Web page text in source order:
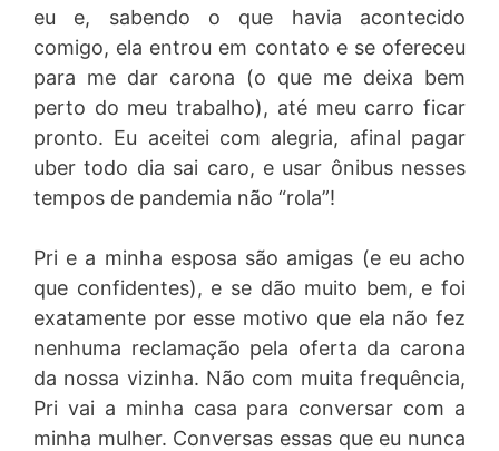
eu e, sabendo o que havia acontecido
comigo, ela entrou em contato e se ofereceu
para me dar carona (o que me deixa bem
perto do meu trabalho), até meu carro ficar
pronto. Eu aceitei com alegria, afinal pagar
uber todo dia sai caro, e usar ônibus nesses
tempos de pandemia não “rola”!
Pri e a minha esposa são amigas (e eu acho
que confidentes), e se dão muito bem, e foi
exatamente por esse motivo que ela não fez
nenhuma reclamação pela oferta da carona
da nossa vizinha. Não com muita frequência,
Pri vai a minha casa para conversar com a
minha mulher. Conversas essas que eu nunca